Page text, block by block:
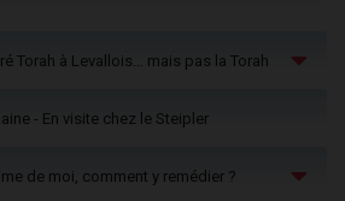
Torah à Levallois… mais pas la Torah
- En visite chez le Steipler
de moi, comment y remédier ?